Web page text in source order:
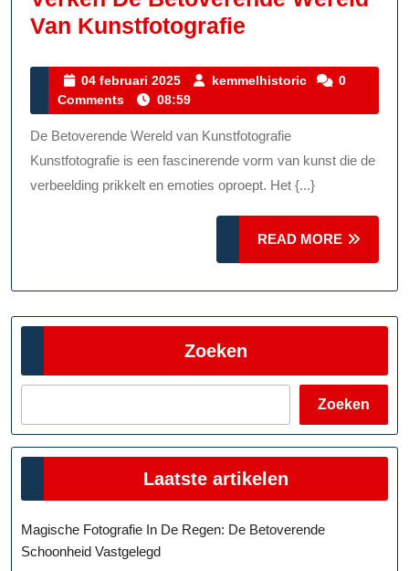
Van Kunstfotografie
Betoverende
Van
04 februari 2025
04
februari
2025
kemmelhistoric kemmelhistoric
0
Comments
08:59
De Betoverende Wereld van Kunstfotografie
Kunstfotografie is een fascinerende vorm van kunst die de
verbeelding prikkelt en emoties oproept. Het {...}
READ MORE
MORE
Zoeken
Zoeken
Laatste artikelen
Magische Fotografie In De Regen: De Betoverende
Schoonheid Vastgelegd